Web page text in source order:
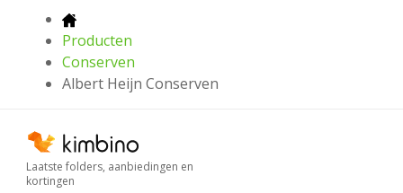
Producten
Conserven
Albert Heijn Conserven
Laatste folders, aanbiedingen en
kortingen